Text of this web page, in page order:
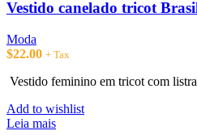
Vestido canelado tricot
Moda
$22.00 + Tax
Vestido feminino em tricot com
Add to wishlist
Leia mais